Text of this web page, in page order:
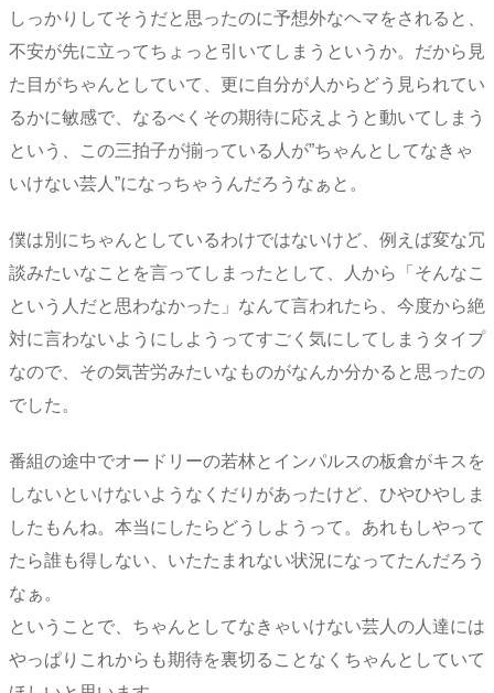
しっかりしてそうだと思ったのに予想外なヘマをされると、
不安が先に立ってちょっと引いてしまうというか。だから見
た目がちゃんとしていて、更に自分が人からどう見られてい
るかに敏感で、なるべくその期待に応えようと動いてしまう
という、この三拍子が揃っている人が”ちゃんとしてなきゃ
いけない芸人”になっちゃうんだろうなぁと。
僕は別にちゃんとしているわけではないけど、例えば変な冗
談みたいなことを言ってしまったとして、人から「そんなこ
という人だと思わなかった」なんて言われたら、今度から絶
対に言わないようにしようってすごく気にしてしまうタイプ
なので、その気苦労みたいなものがなんか分かると思ったの
でした。
番組の途中でオードリーの若林とインパルスの板倉がキスを
しないといけないようなくだりがあったけど、ひやひやしま
したもんね。本当にしたらどうしようって。あれもしやって
たら誰も得しない、いたたまれない状況になってたんだろう
なぁ。
ということで、ちゃんとしてなきゃいけない芸人の人達には
やっぱりこれからも期待を裏切ることなくちゃんとしていて